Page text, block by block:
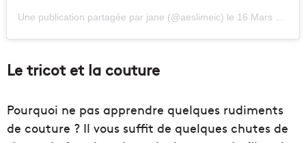
Une publication partagée par jane (@aeslimeic) le 16 Mars 2020 à 2 :35 PDT
Le tricot et la couture
Pourquoi ne pas apprendre quelques rudiments
de couture ? Il vous suffit de quelques chutes de